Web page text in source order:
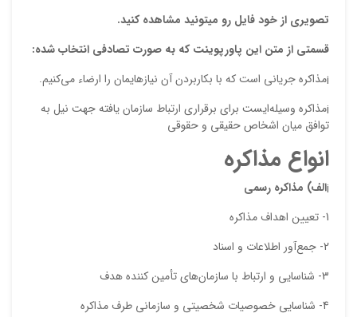
تصویری از خود فایل رو میتونید مشاهده کنید.
قسمتی از متن این پاورپوینت که به صورت تصادفی انتخاب شده:
¡مذاكره جرياني است كه با بكاربردن آن نيازهايمان را ارضاء مي‌كنيم.
¡مذاكره وسيله‌ايست براي برقراري ارتباط سازمان يافته جهت نيل به
توافق ميان اشخاص حقيقي و حقوقي
انواع مذاکره
¡الف) مذاكره رسمي
1- تعيين اهداف مذاكره
2- جمع‌آور اطلاعات و اسناد
3- شناسايي و ارتباط با سازمان‌هاي تأمين كننده هدف
4- شناسايي خصوصيات شخصيتي و سازماني طرف مذاكره